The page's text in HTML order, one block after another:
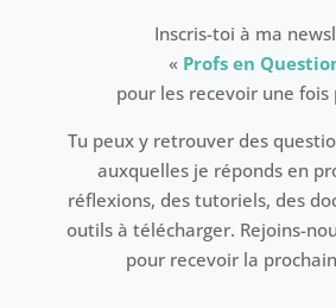
Inscris-toi à ma
« Profs en
pour les recevoir une fois
Tu peux y retrouver des
auxquelles je réponds en
réflexions, des tutoriels, des
outils à télécharger. Rejoins-
pour recevoir la